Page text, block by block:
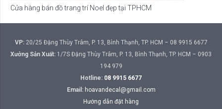
Cửa hàng bán đồ trang trí Noel đẹp tại TPHCM
VP:20/25 Đặng Thùy Trâm, P. 13, Bình Thạnh, TP. HCM – 08 9915 6677
Xưởng Sản Xuất: 1/7S Đặng Thùy Trâm, P. 13, Bình Thạnh, TP. HCM – 0903
194 979
Hotline: 08 9915 6677
Email: hoavandecal@gmail.com
Hướng dẫn đặt hàng